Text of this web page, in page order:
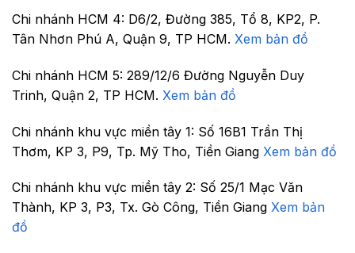
Chi nhánh HCM 4: D6/2, Đường 385, Tổ 8, KP2, P.
Tân Nhơn Phú A, Quận 9, TP HCM. Xem bản đồ
Chi nhánh HCM 5: 289/12/6 Đường Nguyễn Duy
Trinh, Quận 2, TP HCM. Xem bản đồ
Chi nhánh khu vực miền tây 1: Số 16B1 Trần Thị
Thơm, KP 3, P9, Tp. Mỹ Tho, Tiền Giang Xem bản đồ
Chi nhánh khu vực miền tây 2: Số 25/1 Mạc Văn
Thành, KP 3, P3, Tx. Gò Công, Tiền Giang Xem bản
đồ